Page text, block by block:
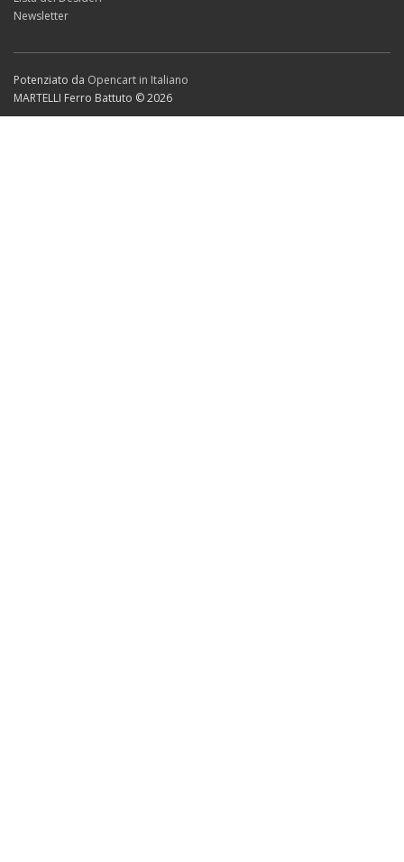
Newsletter
Potenziato da Opencart in Italiano
MARTELLI Ferro Battuto © 2026